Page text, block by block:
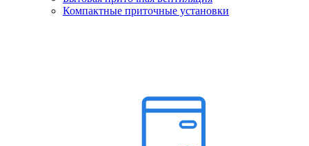
Компактные приточные установки